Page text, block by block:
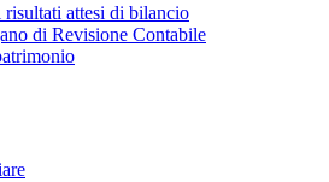
attesi di bilancio
di Revisione Contabile